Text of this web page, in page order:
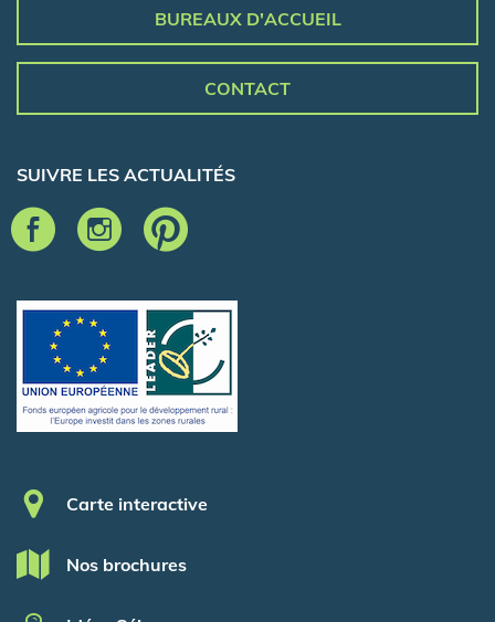
BUREAUX D'ACCUEIL
CONTACT
SUIVRE LES ACTUALITÉS
Pied de page
Carte interactive
Nos brochures